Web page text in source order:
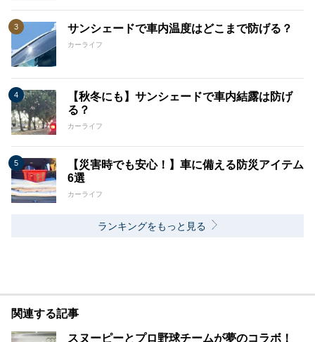
サンシェードで車内温度はどこまで防げる？
カーライフ
【秋冬にも】サンシェードで車内結露は防げ
る？
カーライフ
【災害時でも安心！】車に備える防災アイテム
6選
カーライフ
ランキングをもっと見る
関連する記事
スヌーピーとプロ野球チームが夢のコラボ！